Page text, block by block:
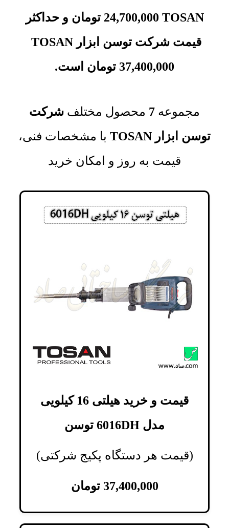
TOSAN
24,700,000 تومان و حداکثر
قیمتشرکت توسن ابزار TOSAN
37,400,000 تومان است.
مجموعه‌ 7 محصول مختلف شرکت
توسن ابزار TOSAN
با مشخصات فنی،
قیمت به روز و امکان خرید
قیمت و خرید هیلتی 16 کیلویی
مدل 6016DH توسن
(قیمت هر دستگاه پکیج شرکتی)
37,400,000 تومان